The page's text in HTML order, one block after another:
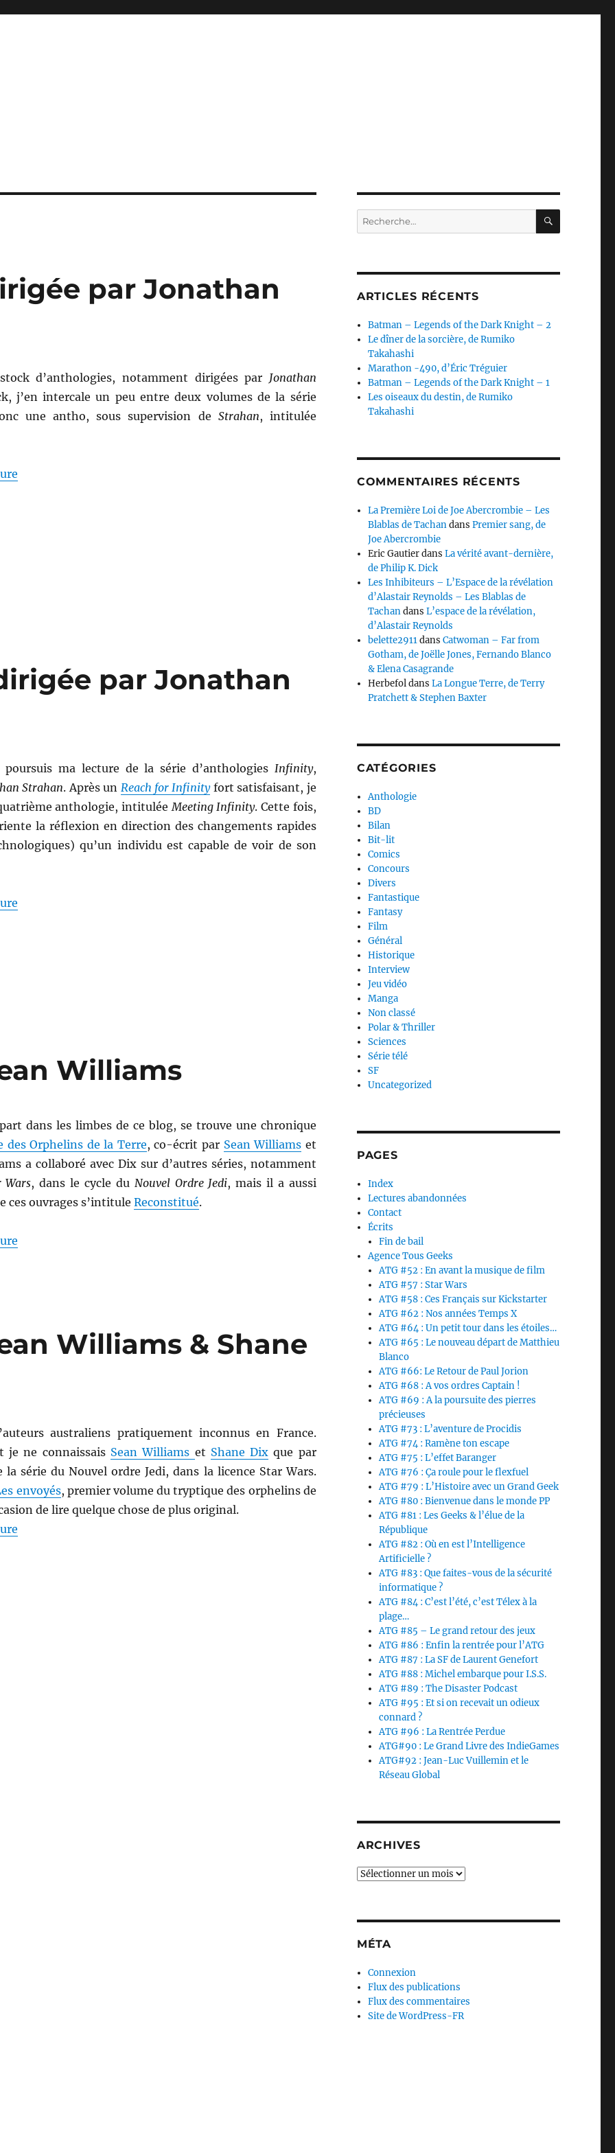
par Jonathan
d’anthologies, notamment dirigées par Jonathan
j’en intercale un peu entre deux volumes de la série
une antho, sous supervision de Strahan, intitulée
de « Mission Critical, dirigée par Jonathan Strahan »
par Jonathan
ma lecture de la série d’anthologies Infinity,
Strahan. Après un Reach for Infinityfort satisfaisant, je
anthologie, intituléeMeeting Infinity. Cette fois,
la réflexion en direction des changements rapides
qu’un individu est capable de voir de son
de « Meeting Infinity, dirigée par Jonathan Strahan »
Williams
dans les limbes de ce blog, se trouve une chronique
des Orphelins de la Terre, co-écrit par Sean Williams et
a collaboré avec Dix sur d’autres séries, notamment
Wars, dans le cycle du Nouvel Ordre Jedi, mais il a aussi
ces ouvrages s’intitule Reconstitué.
de « Reconstitué, de Sean Williams »
Williams & Shane
australiens pratiquement inconnus en France.
je ne connaissais Sean Williams et Shane Dix que par
la série du Nouvel ordre Jedi, dans la licence Star Wars.
envoyés, premier volume du tryptique des orphelins de
de lire quelque chose de plus original.
de « Les envoyés, de Sean Williams & Shane Dix »
Recherche
pour :
ARTICLES RÉCENTS
Batman – Legends of the Dark Knight – 2
Le dîner de la sorcière, de Rumiko
Takahashi
Marathon -490, d’Éric Tréguier
Batman – Legends of the Dark Knight – 1
Les oiseaux du destin, de Rumiko
Takahashi
COMMENTAIRES RÉCENTS
La Première Loi de Joe Abercrombie – Les
Blablas de TachandansPremier sang, de
Joe Abercrombie
Eric GautierdansLa vérité avant-dernière,
de Philip K. Dick
Les Inhibiteurs – L’Espace de la révélation
d’Alastair Reynolds – Les Blablas de
TachandansL’espace de la révélation,
d’Alastair Reynolds
belette2911dansCatwoman – Far from
Gotham, de Joëlle Jones, Fernando Blanco
& Elena Casagrande
HerbefoldansLa Longue Terre, de Terry
Pratchett & Stephen Baxter
CATÉGORIES
Anthologie
BD
Bilan
Bit-lit
Comics
Concours
Divers
Fantastique
Fantasy
Film
Général
Historique
Interview
Jeu vidéo
Manga
Non classé
Polar & Thriller
Sciences
Série télé
SF
Uncategorized
PAGES
Index
Lectures abandonnées
Contact
Écrits
Fin de bail
Agence Tous Geeks
ATG #52 : En avant la musique de film
ATG #57 : Star Wars
ATG #58 : Ces Français sur Kickstarter
ATG #62 : Nos années Temps X
ATG #64 : Un petit tour dans les étoiles…
ATG #65 : Le nouveau départ de Matthieu
Blanco
ATG #66: Le Retour de Paul Jorion
ATG #68 : A vos ordres Captain !
ATG #69 : A la poursuite des pierres
précieuses
ATG #73 : L’aventure de Procidis
ATG #74 : Ramène ton escape
ATG #75 : L’effet Baranger
ATG #76 : Ça roule pour le flexfuel
ATG #79 : L’Histoire avec un Grand Geek
ATG #80 : Bienvenue dans le monde PP
ATG #81 : Les Geeks & l’élue de la
République
ATG #82 : Où en est l’Intelligence
Artificielle ?
ATG #83 : Que faites-vous de la sécurité
informatique ?
ATG #84 : C’est l’été, c’est Télex à la
plage…
ATG #85 – Le grand retour des jeux
ATG #86 : Enfin la rentrée pour l’ATG
ATG #87 : La SF de Laurent Genefort
ATG #88 : Michel embarque pour I.S.S.
ATG #89 : The Disaster Podcast
ATG #95 : Et si on recevait un odieux
connard ?
ATG #96 : La Rentrée Perdue
ATG#90 : Le Grand Livre des IndieGames
ATG#92 : Jean-Luc Vuillemin et le
Réseau Global
ARCHIVES
Archives
MÉTA
Connexion
Flux des publications
Flux des commentaires
Site de WordPress-FR